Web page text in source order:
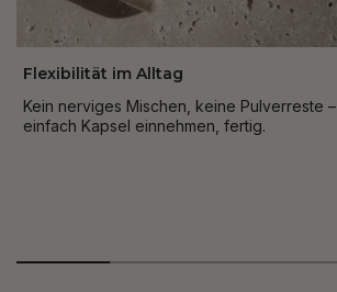
Flexibilität im Alltag
Kein nerviges Mischen, keine Pulverreste –
einfach Kapsel einnehmen, fertig.